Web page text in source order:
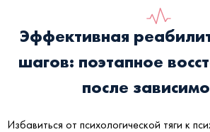
Эффективная
шагов: поэтапное
после
Избавиться от психологической тяги к